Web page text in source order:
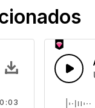
en una nota